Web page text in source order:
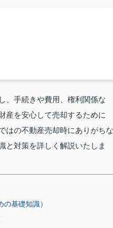
、手続きや費用、権利関係な
産を安心して売却するために
はの不動産売却時にありがちな
と対策を詳しく解説いたしま
基礎知識）